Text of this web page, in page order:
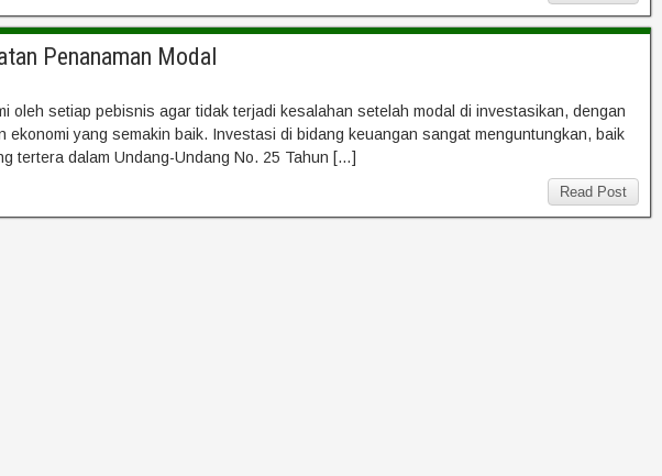
Penanaman Modal
oleh setiap pebisnis agar tidak terjadi kesalahan setelah modal di investasikan, dengan
yang semakin baik. Investasi di bidang keuangan sangat menguntungkan, baik
tertera dalam Undang-Undang No. 25 Tahun […]
Read Post